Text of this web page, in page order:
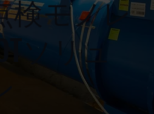
検モノレ
ソリュ